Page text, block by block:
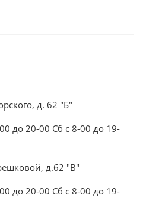
д. 62 "Б"
до 20-00 Сб с 8-00 до 19-
д.62 "В"
до 20-00 Сб с 8-00 до 19-